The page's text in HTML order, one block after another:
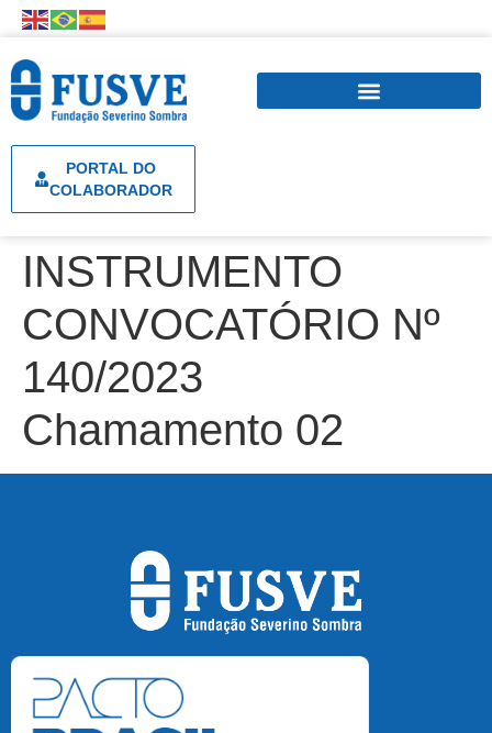
PORTAL DO
COLABORADOR
INSTRUMENTO
CONVOCATÓRIO Nº
140/2023
Chamamento 02